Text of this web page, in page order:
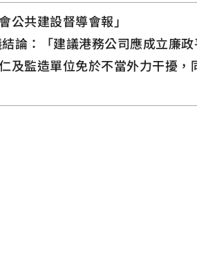
公共建設督導會報」
論：「建議港務公司應成立廉
及監造單位免於不當外力干擾